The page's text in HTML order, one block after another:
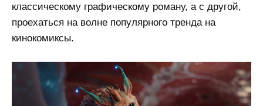
классическому графическому роману, а с другой,
проехаться на волне популярного тренда на
кинокомиксы.